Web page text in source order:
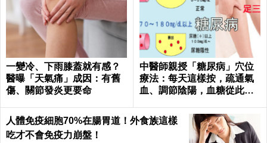
一變冷、下雨膝蓋就有感？
醫曝「天氣痛」成因：有舊
傷、關節發炎更要命
中醫師親授「糖尿病」穴位
療法：每天這樣按，疏通氣
血、調節陰陽，血糖從此乖
人體免疫細胞70%在腸胃道！外食族這樣
吃才不會免疫力崩盤！